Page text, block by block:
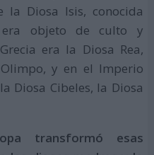
la Diosa Isis, conocida
objeto de culto y
era la Diosa Rea,
y en el Imperio
Diosa Cibeles, la Diosa
transformó esas